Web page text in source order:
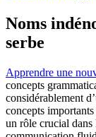
Noms
serbe
Apprendre une
concepts
considérablement
concepts
un rôle crucial dans